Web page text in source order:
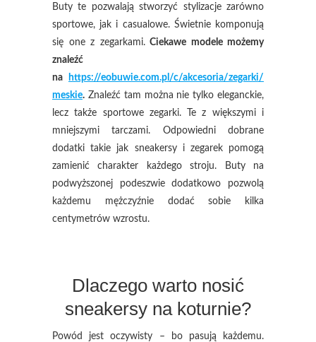
Buty te pozwalają stworzyć stylizacje zarówno
sportowe, jak i casualowe. Świetnie komponują
się one z zegarkami.Ciekawe modele możemy
znaleźć
na
https://eobuwie.com.pl/c/akcesoria/zegarki/
meskie. Znaleźć tam można nie tylko eleganckie,
lecz także sportowe zegarki. Te z większymi i
mniejszymi tarczami. Odpowiedni dobrane
dodatki takie jak sneakersy i zegarek pomogą
zamienić charakter każdego stroju. Buty na
podwyższonej podeszwie dodatkowo pozwolą
każdemu mężczyźnie dodać sobie kilka
centymetrów wzrostu.
Dlaczego warto nosić
sneakersy na koturnie?
Powód jest oczywisty – bo pasują każdemu.